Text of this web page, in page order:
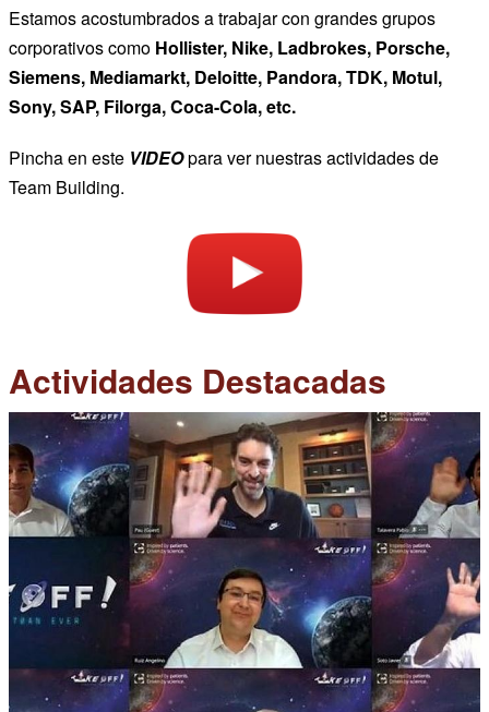
Estamos acostumbrados a trabajar con grandes grupos
corporativos como Hollister, Nike, Ladbrokes, Porsche,
Siemens, Mediamarkt, Deloitte, Pandora, TDK, Motul,
Sony, SAP, Filorga, Coca-Cola, etc.
Pincha en este VIDEOpara ver nuestras actividades de
Team Building.
Actividades Destacadas